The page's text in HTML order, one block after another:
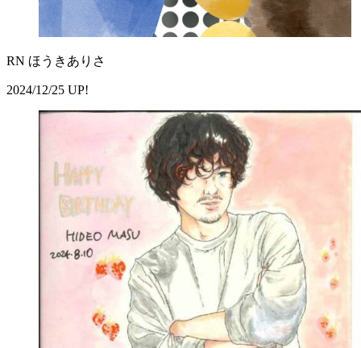
RN ほうきありさ
2024/12/25 UP!